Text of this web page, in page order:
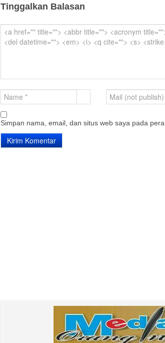
Tinggalkan Balasan
Simpan nama, email, dan situs web saya pada